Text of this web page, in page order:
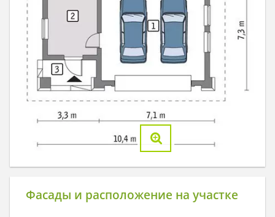
Фасады и расположение на участке